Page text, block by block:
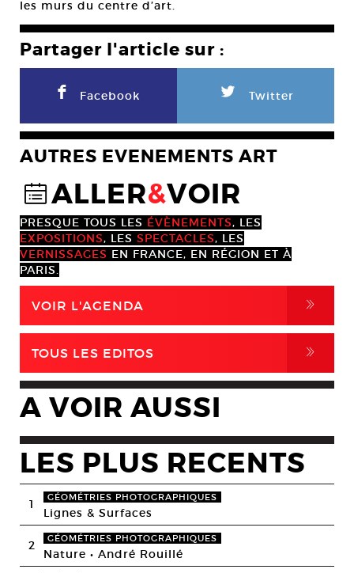
les murs du centre d’art.
Partager l'article sur :
F Facebook L Twitter
AUTRES EVENEMENTS ART
@ALLER&VOIR
PRESQUE TOUS LES ÉVÈNEMENTS, LES
EXPOSITIONS, LES SPECTACLES, LES
VERNISSAGES EN FRANCE, EN RÉGION ET À
PARIS.
VOIR L'AGENDA ,
TOUS LES EDITOS ,
A VOIR AUSSI
LES PLUS RECENTS
1 GÉOMÉTRIES PHOTOGRAPHIQUES
Lignes & Surfaces
2 GÉOMÉTRIES PHOTOGRAPHIQUES
Nature • André Rouillé